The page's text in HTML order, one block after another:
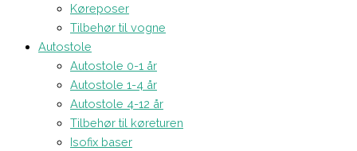
Køreposer
Tilbehør til vogne
Autostole
Autostole 0-1 år
Autostole 1-4 år
Autostole 4-12 år
Tilbehør til køreturen
Isofix baser